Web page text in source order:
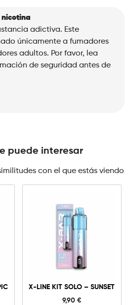
adictiva. Este
únicamente a fumadores
adultos. Por favor, lea
de seguridad antes de
puede interesar
con el que estás viendo
X-LINE KIT SOLO – SUNSET
9,90 €
X-
Line
Solo
cantidad